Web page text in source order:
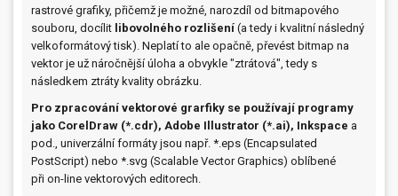
Tašky, vaky, ruksaky
Dárečky
PO-PÁ 8:00 - 16:00
+420 516 770 521 eshop@faxcopy.cz
Úvod Produkty
Novinky
rastrové grafiky, přičemž je možné, narozdíl od bitmapového
souboru, docílit libovolného rozlišení (a tedy i kvalitní následný
velkoformátový tisk). Neplatí to ale opačně, převést bitmap na
vektor je už náročnější úloha a obvykle "ztrátová", tedy s
následkem ztráty kvality obrázku.
Pro zpracování vektorové grarfiky se používají programy
jako CorelDraw (*.cdr), Adobe Illustrator (*.ai), Inkspace a
pod., univerzální formáty jsou např. *.eps (Encapsulated
PostScript) nebo *.svg (Scalable Vector Graphics) oblíbené
při on-line vektorových editorech.